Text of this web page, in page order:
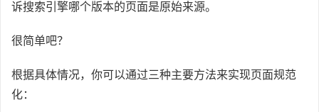
诉搜索引擎哪个版本的页面是原始来源。
很简单吧？
根据具体情况，你可以通过三种主要方法来实现页面规范
化：